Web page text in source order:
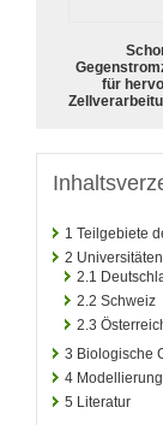
für
1 Teilgebiete
2 Universitäten
2.1
2.2 Schweiz
2.3
3 Biologische
4
5 Literatur